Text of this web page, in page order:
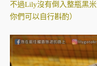
不過Lily沒有倒入整瓶黑
你們可以自行斟酌）